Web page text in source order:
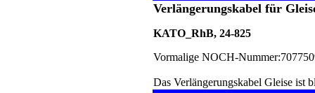
Verlängerungskabel für
KATO_RhB, 24-825
Vormalige NOCH-
Das Verlängerungskabel Gleise ist